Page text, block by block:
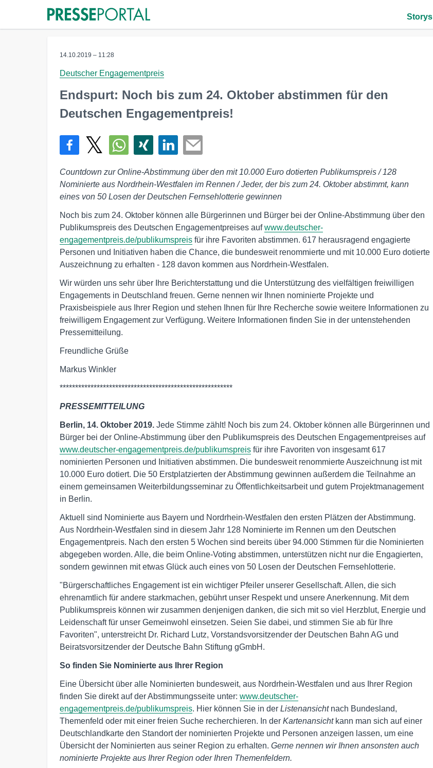
Storys
14.10.2019 – 11:28
Deutscher Engagementpreis
Endspurt: Noch bis zum 24. Oktober abstimmen für den
Deutschen Engagementpreis!
Countdown zur Online-Abstimmung über den mit 10.000 Euro dotierten Publikumspreis / 128
Nominierte aus Nordrhein-Westfalen im Rennen / Jeder, der bis zum 24. Oktober abstimmt, kann
eines von 50 Losen der Deutschen Fernsehlotterie gewinnen
Noch bis zum 24. Oktober können alle Bürgerinnen und Bürger bei der Online-Abstimmung über den
Publikumspreis des Deutschen Engagementpreises aufwww.deutscher-
engagementpreis.de/publikumspreis für ihre Favoriten abstimmen. 617 herausragend engagierte
Personen und Initiativen haben die Chance, die bundesweit renommierte und mit 10.000 Euro dotierte
Auszeichnung zu erhalten - 128 davon kommen aus Nordrhein-Westfalen.
Wir würden uns sehr über Ihre Berichterstattung und die Unterstützung des vielfältigen freiwilligen
Engagements in Deutschland freuen. Gerne nennen wir Ihnen nominierte Projekte und
Praxisbeispiele aus Ihrer Region und stehen Ihnen für Ihre Recherche sowie weitere Informationen zu
freiwilligem Engagement zur Verfügung. Weitere Informationen finden Sie in der untenstehenden
Pressemitteilung.
Freundliche Grüße
Markus Winkler
********************************************************
PRESSEMITTEILUNG
Berlin, 14. Oktober 2019. Jede Stimme zählt! Noch bis zum 24. Oktober können alle Bürgerinnen und
Bürger bei der Online-Abstimmung über den Publikumspreis des Deutschen Engagementpreises auf
www.deutscher-engagementpreis.de/publikumspreis für ihre Favoriten von insgesamt 617
nominierten Personen und Initiativen abstimmen. Die bundesweit renommierte Auszeichnung ist mit
10.000 Euro dotiert. Die 50 Erstplatzierten der Abstimmung gewinnen außerdem die Teilnahme an
einem gemeinsamen Weiterbildungsseminar zu Öffentlichkeitsarbeit und gutem Projektmanagement
in Berlin.
Aktuell sind Nominierte aus Bayern und Nordrhein-Westfalen den ersten Plätzen der Abstimmung.
Aus Nordrhein-Westfalen sind in diesem Jahr 128 Nominierte im Rennen um den Deutschen
Engagementpreis. Nach den ersten 5 Wochen sind bereits über 94.000 Stimmen für die Nominierten
abgegeben worden. Alle, die beim Online-Voting abstimmen, unterstützen nicht nur die Engagierten,
sondern gewinnen mit etwas Glück auch eines von 50 Losen der Deutschen Fernsehlotterie.
"Bürgerschaftliches Engagement ist ein wichtiger Pfeiler unserer Gesellschaft. Allen, die sich
ehrenamtlich für andere starkmachen, gebührt unser Respekt und unsere Anerkennung. Mit dem
Publikumspreis können wir zusammen denjenigen danken, die sich mit so viel Herzblut, Energie und
Leidenschaft für unser Gemeinwohl einsetzen. Seien Sie dabei, und stimmen Sie ab für Ihre
Favoriten", unterstreicht Dr. Richard Lutz, Vorstandsvorsitzender der Deutschen Bahn AG und
Beiratsvorsitzender der Deutsche Bahn Stiftung gGmbH.
So finden Sie Nominierte aus Ihrer Region
Eine Übersicht über alle Nominierten bundesweit, aus Nordrhein-Westfalen und aus Ihrer Region
finden Sie direkt auf der Abstimmungsseite unter: www.deutscher-
engagementpreis.de/publikumspreis. Hier können Sie in der Listenansichtnach Bundesland,
Themenfeld oder mit einer freien Suche recherchieren. In der Kartenansicht kann man sich auf einer
Deutschlandkarte den Standort der nominierten Projekte und Personen anzeigen lassen, um eine
Übersicht der Nominierten aus seiner Region zu erhalten. Gerne nennen wir Ihnen ansonsten auch
nominierte Projekte aus Ihrer Region oder Ihren Themenfeldern.